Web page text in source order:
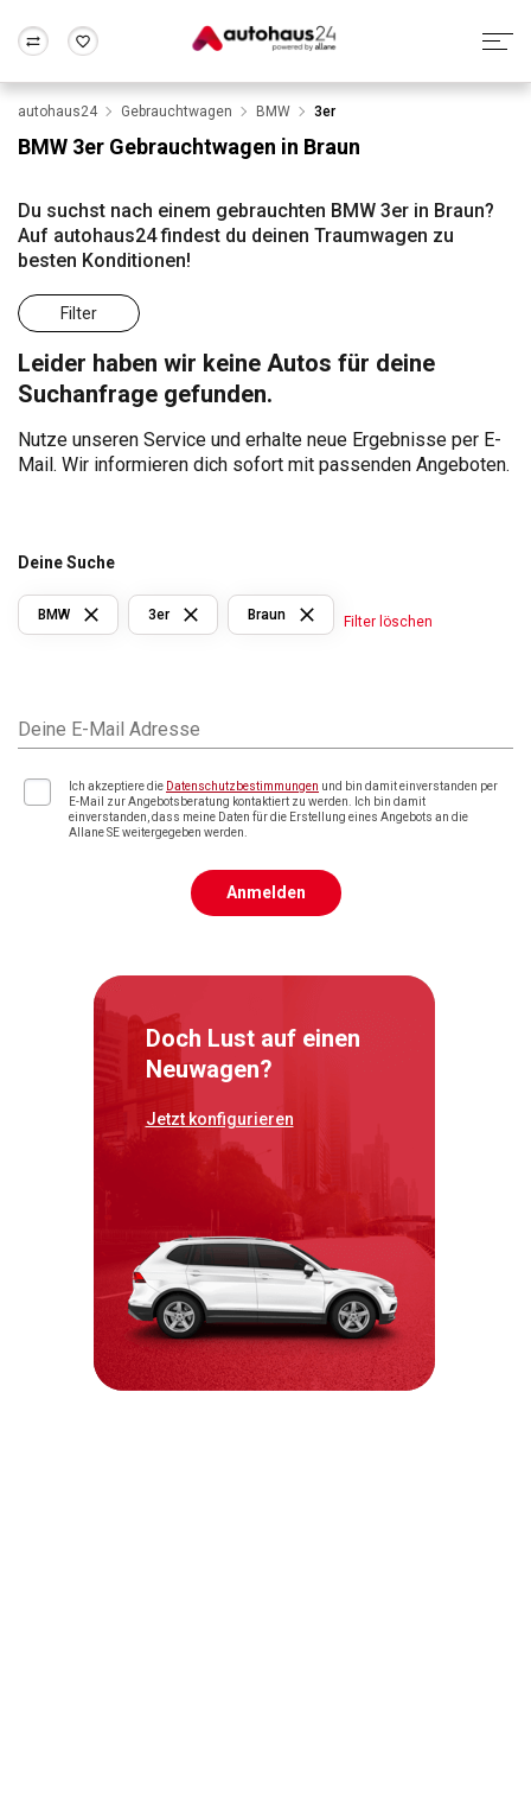
Wir bewerten dein Auto
Alle Fragen & Antworten
Rund um die Inzahlungnahme
Frankfurt Wuppertal
autohaus24 Gebrauchtwagen BMW 3er
BMW 3er Gebrauchtwagen in Braun
Du suchst nach einem gebrauchten BMW 3er in Braun?
Auf autohaus24 findest du deinen Traumwagen zu
besten Konditionen!
Filter
Leider haben wir keine Autos für deine
Suchanfrage gefunden.
Nutze unseren Service und erhalte neue Ergebnisse per E-
Mail. Wir informieren dich sofort mit passenden Angeboten.
Deine Suche
BMW 3er Braun Filter löschen
Deine E-Mail Adresse
Ich akzeptiere die Datenschutzbestimmungen und bin damit einverstanden per
E-Mail zur Angebotsberatung kontaktiert zu werden. Ich bin damit
einverstanden, dass meine Daten für die Erstellung eines Angebots an die
Allane SE weitergegeben werden.
Anmelden
Doch Lust auf einen
Neuwagen?
Jetzt konfigurieren